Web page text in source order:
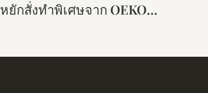
หยักสั่งทำพิเศษจาก OEKO